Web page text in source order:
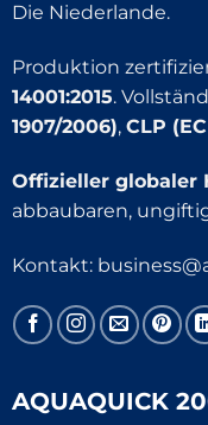
Die Niederlande.
Produktion
14001:2015.
1907/2006), CLP
Offizieller globaler
abbaubaren,
Kontakt:
AQUAQUICK